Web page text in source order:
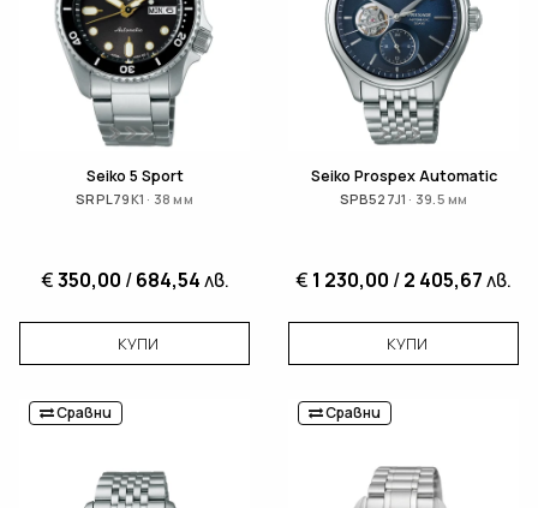
Seiko 5 Sport
SRPL79K1 · 38 мм
€350,00 /684,54лв.
КУПИ
Seiko Prospex Automatic
SPB527J1 · 39.5 мм
€ 1 230,00 /2 405,67лв.
КУПИ
Сравни Сравни